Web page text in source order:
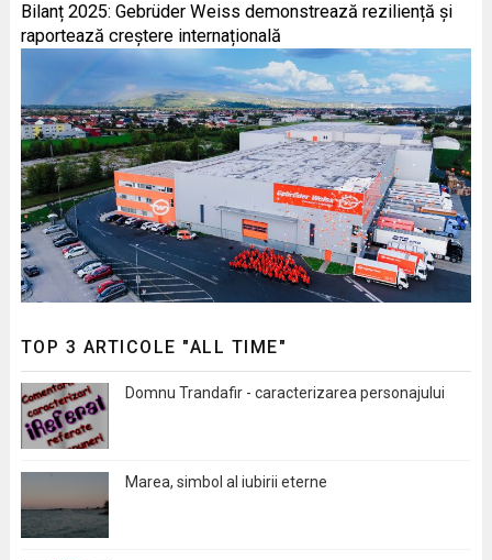
Bilanț 2025: Gebrüder Weiss demonstrează reziliență și
raportează creștere internațională
TOP 3 ARTICOLE "ALL TIME"
Domnu Trandafir - caracterizarea personajului
Marea, simbol al iubirii eterne